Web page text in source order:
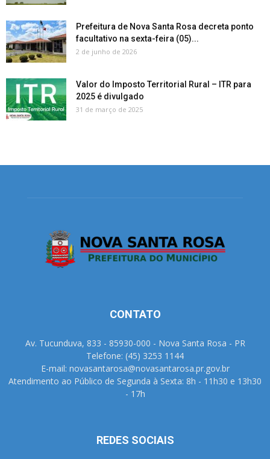
Prefeitura de Nova Santa Rosa decreta ponto
facultativo na sexta-feira (05)...
2 de junho de 2026
Valor do Imposto Territorial Rural – ITR para
2025 é divulgado
31 de março de 2025
CONTATO
Av. Tucunduva, 833 - 85930-000 - Nova Santa Rosa - PR
Telefone: (45) 3253 1144
E-mail: novasantarosa@novasantarosa.pr.gov.br
Atendimento ao Público de Segunda à Sexta: 8h - 11h30 e 13h30
- 17h
REDES SOCIAIS